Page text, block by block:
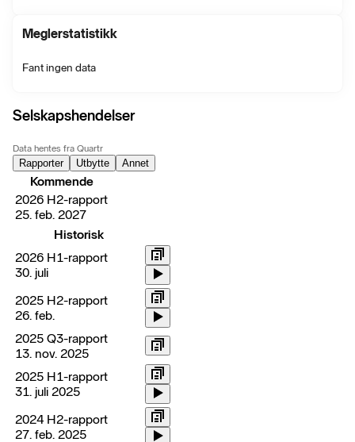
Meglerstatistikk
Fant ingen data
Selskapshendelser
Data hentes fra Quartr
Rapporter Utbytte Annet
Kommende
2026 H2-rapport
25. feb. 2027
Historisk
2026 H1-rapport
30. juli
2025 H2-rapport
26. feb.
2025 Q3-rapport
13. nov. 2025
2025 H1-rapport
31. juli 2025
2024 H2-rapport
27. feb. 2025